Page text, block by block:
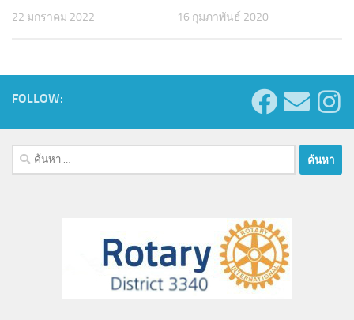
22 มกราคม 2022 16 กุมภาพันธ์ 2020
FOLLOW:
ค้นหา
สำหรับ: